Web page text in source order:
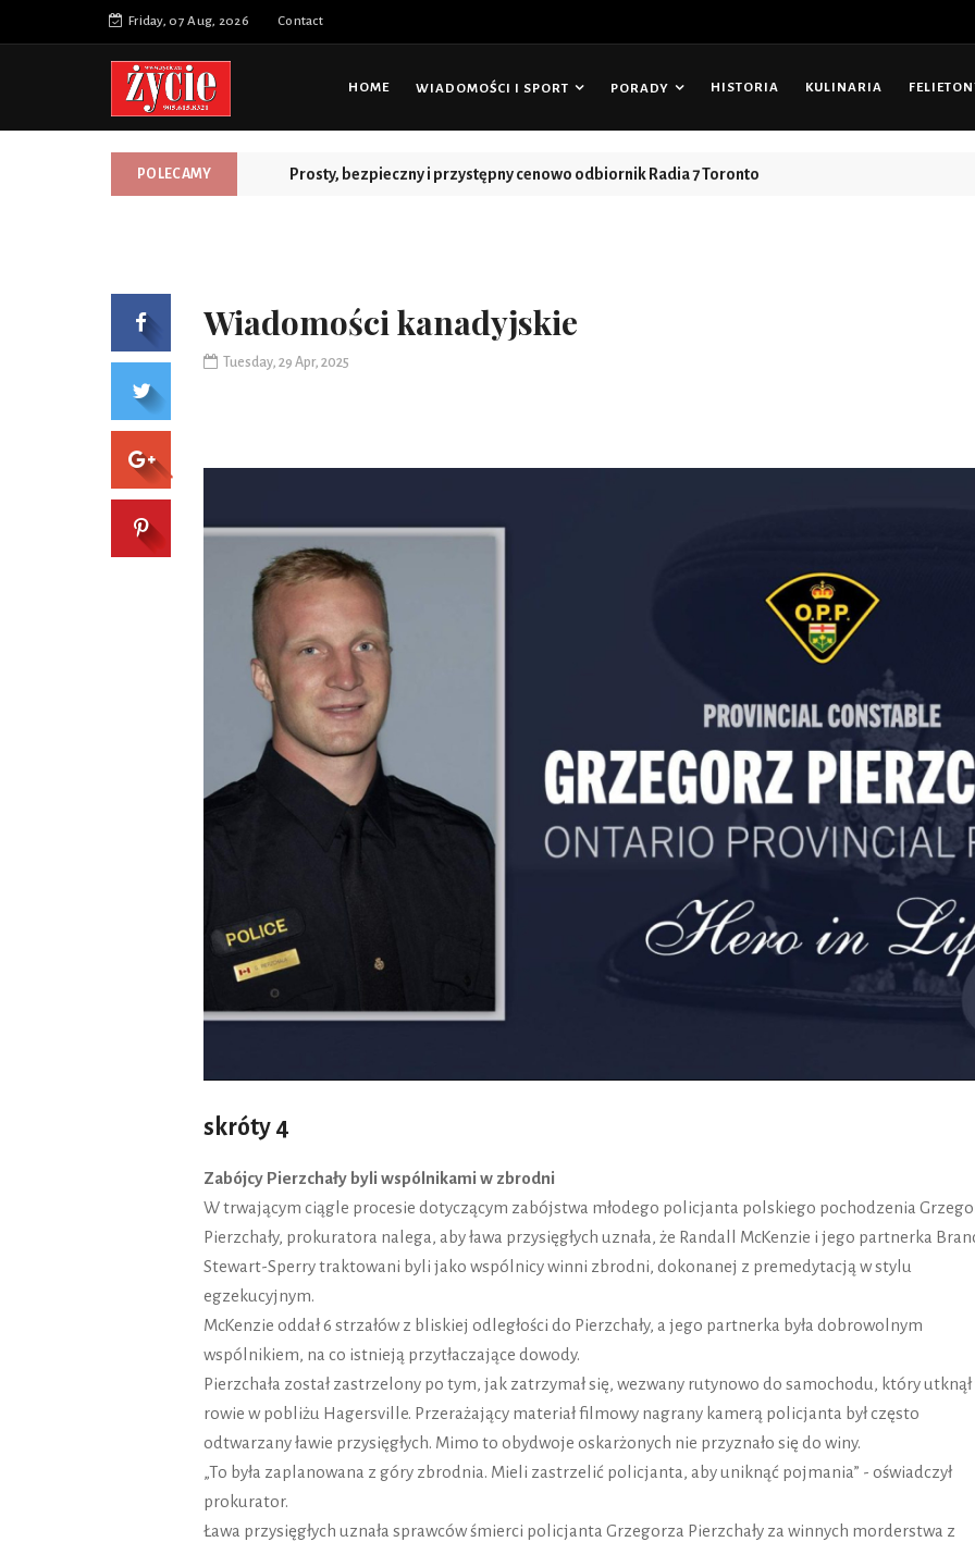
Friday, 07 Aug, 2026 Contact
HOME WIADOMOŚCI I SPORT PORADY HISTORIA KULINARIA
POLECAMY Prosty, bezpieczny i przystępny cenowo odbiornik Radia 7 Toronto
Wiadomości kanadyjskie
Tuesday, 29 Apr, 2025
skróty 4
Zabójcy Pierzchały byli wspólnikami w zbrodni
W trwającym ciągle procesie dotyczącym zabójstwa młodego policjanta polskiego pochodzenia
Pierzchały, prokuratora nalega, aby ława przysięgłych uznała, że Randall McKenzie i jego partnerka
Stewart-Sperry traktowani byli jako wspólnicy winni zbrodni, dokonanej z premedytacją w stylu
egzekucyjnym.
McKenzie oddał 6 strzałów z bliskiej odległości do Pierzchały, a jego partnerka była dobrowolnym
wspólnikiem, na co istnieją przytłaczające dowody.
Pierzchała został zastrzelony po tym, jak zatrzymał się, wezwany rutynowo do samochodu, który utknął
rowie w pobliżu Hagersville. Przerażający materiał filmowy nagrany kamerą policjanta był często
odtwarzany ławie przysięgłych. Mimo to obydwoje oskarżonych nie przyznało się do winy.
„To była zaplanowana z góry zbrodnia. Mieli zastrzelić policjanta, aby uniknąć pojmania” - oświadczył
prokurator.
Ława przysięgłych uznała sprawców śmierci policjanta Grzegorza Pierzchały za winnych morderstwa z